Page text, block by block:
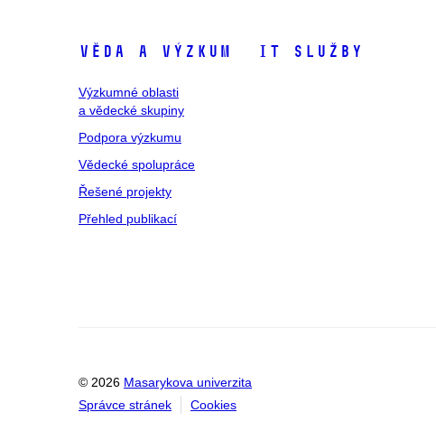
Věda a výzkum
Výzkumné oblasti
a vědecké skupiny
Podpora výzkumu
Vědecké spolupráce
Řešené projekty
Přehled publikací
IT služby
© 2026 Masarykova univerzita
Správce stránek
Cookies